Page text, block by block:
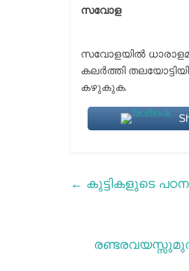
സവോള
സവോളയിൽ
കലർത്തി
കഴുകുക.
← കുട്ടികളുടെ